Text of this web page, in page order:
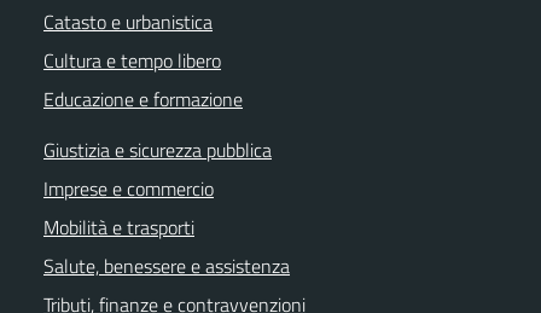
Catasto e urbanistica
Cultura e tempo libero
Educazione e formazione
Giustizia e sicurezza pubblica
Imprese e commercio
Mobilità e trasporti
Salute, benessere e assistenza
Tributi, finanze e contravvenzioni